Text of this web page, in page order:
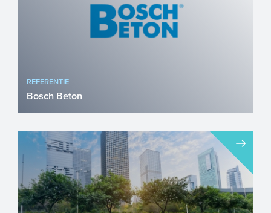
REFERENTIE
Bosch Beton
In 1968, achter een boerderij in
Kootwijkerbroek, begonnen de eerste
activiteiten van wat later een ...